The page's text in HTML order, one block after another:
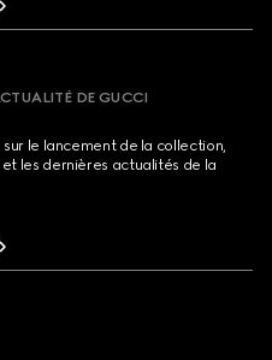
DE GUCCI
le lancement de la collection,
les dernières actualités de la